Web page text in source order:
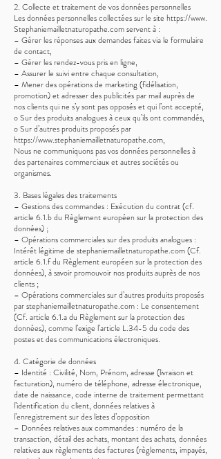
2. Collecte et traitement de vos données personnelles
Les données personnelles collectées sur le site https://www.
Stephaniemailletnaturopathe.com servent à :
– Gérer les réponses aux demandes faites via le formulaire
de contact,
– Gérer les rendez-vous pris en ligne,
– Assurer le suivi entre chaque consultation,
– Mener des opérations de marketing (fidélisation,
promotion) et adresser des publicités par mail auprès de
nos clients qui ne s’y sont pas opposés et qui l’ont accepté,
o Sur des produits analogues à ceux qu’ils ont commandés,
o Sur d’autres produits proposés par
https://www.stephaniemailletnaturopathe.com,
Nous ne communiquons pas vos données personnelles à
des partenaires commerciaux et autres sociétés ou
organismes.
3. Bases légales des traitements
– Gestions des commandes : Exécution du contrat (cf.
article 6.1.b du Règlement européen sur la protection des
données) ;
– Opérations commerciales sur des produits analogues :
Intérêt légitime de stephaniemailletnaturopathe.com (Cf.
article 6.1.f du Règlement européen sur la protection des
données), à savoir promouvoir nos produits auprès de nos
clients ;
– Opérations commerciales sur d’autres produits proposés
par stephaniemailletnaturopathe.com : Le consentement
(Cf. article 6.1.a du Règlement sur la protection des
données), comme l’exige l’article L.34-5 du code des
postes et des communications électroniques.
4. Catégorie de données
– Identité : Civilité, Nom, Prénom, adresse (livraison et
facturation), numéro de téléphone, adresse électronique,
date de naissance, code interne de traitement permettant
l’identification du client, données relatives à
l’enregistrement sur des listes d’opposition
– Données relatives aux commandes : numéro de la
transaction, détail des achats, montant des achats, données
relatives aux règlements des factures (règlements, impayés,